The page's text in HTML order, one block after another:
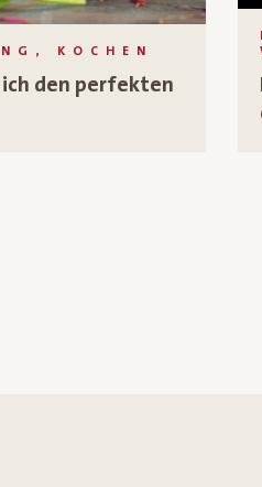
KOCHEN
den perfekten